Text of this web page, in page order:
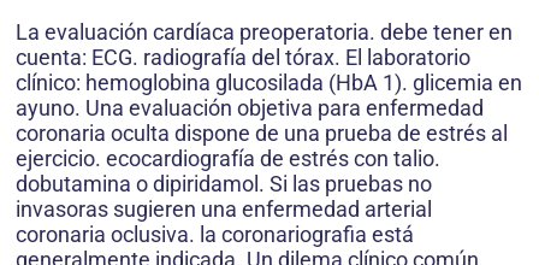
La evaluación cardíaca preoperatoria. debe tener en
cuenta: ECG. radiografía del tórax. El laboratorio
clínico: hemoglobina glucosilada (HbA 1). glicemia en
ayuno. Una evaluación objetiva para enfermedad
coronaria oculta dispone de una prueba de estrés al
ejercicio. ecocardiografía de estrés con talio.
dobutamina o dipiridamol. Si las pruebas no
invasoras sugieren una enfermedad arterial
coronaria oclusiva. la coronariografia está